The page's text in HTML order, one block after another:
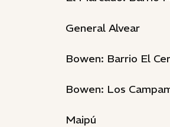
General Alvear
Bowen: Barrio El
Bowen: Los
Maipú